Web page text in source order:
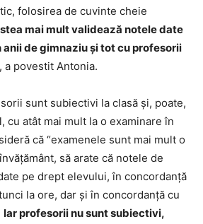
folosirea de cuvinte cheie
mai mult validează notele date
de gimnaziu și tot cu profesorii
a povestit Antonia.
sunt subiectivi la clasă și, poate,
cu atât mai mult la o examinare în
că “examenele sunt mai mult o
să arate că notele de
pe drept elevului, în concordanță
la ore, dar și în concordanță cu
Iar profesorii nu sunt subiectivi,